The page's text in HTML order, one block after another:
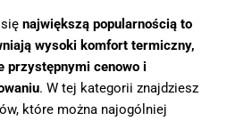
największą popularnością to
wysoki komfort termiczny,
przystępnymi cenowo i
. W tej kategorii znajdziesz
które można najogólniej